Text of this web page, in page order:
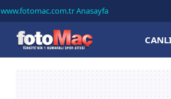
www.fotomac.com.tr Anasayfa